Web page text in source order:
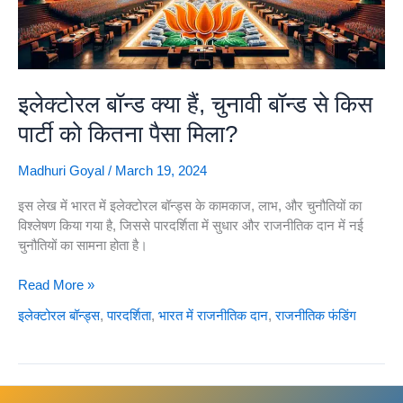
इलेक्टोरल बॉन्ड क्या हैं, चुनावी बॉन्ड से किस
पार्टी को कितना पैसा मिला?
Madhuri Goyal / March 19, 2024
इस लेख में भारत में इलेक्टोरल बॉन्ड्स के कामकाज, लाभ, और चुनौतियों का
विश्लेषण किया गया है, जिससे पारदर्शिता में सुधार और राजनीतिक दान में नई
चुनौतियों का सामना होता है।
इलेक्टोरल
क्या
चुनावी
बॉन्ड
Read More »
इलेक्टोरल बॉन्ड्स,पारदर्शिता, भारत में राजनीतिक दान,राजनीतिक फंडिंग